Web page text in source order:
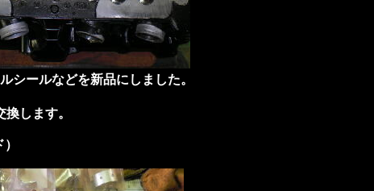
シールなどを新品にしました。
します。